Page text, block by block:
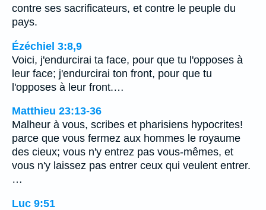
contre ses sacrificateurs, et contre le peuple du
pays.
Ézéchiel 3:8,9
Voici, j'endurcirai ta face, pour que tu l'opposes à
leur face; j'endurcirai ton front, pour que tu
l'opposes à leur front.…
Matthieu 23:13-36
Malheur à vous, scribes et pharisiens hypocrites!
parce que vous fermez aux hommes le royaume
des cieux; vous n'y entrez pas vous-mêmes, et
vous n'y laissez pas entrer ceux qui veulent entrer.
…
Luc 9:51